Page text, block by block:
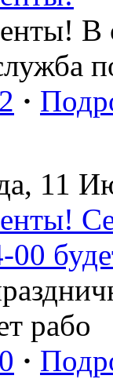
В
·
11
рабо
·